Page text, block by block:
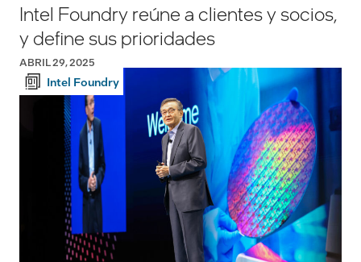
Intel Foundry reúne a clientes y socios,
y define sus prioridades
ABRIL 29, 2025
Intel Foundry